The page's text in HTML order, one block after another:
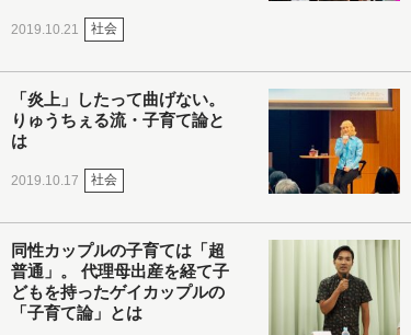
2019.10.21 社会
「炎上」したって曲げない。
りゅうちぇる流・子育て論と
は
2019.10.17 社会
同性カップルの子育ては「超
普通」。 代理母出産を経て子
どもを持ったゲイカップルの
「子育て論」とは